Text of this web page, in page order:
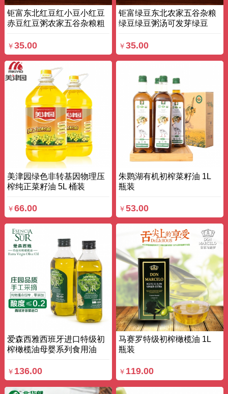
钜富东北红豆红小豆小红豆
赤豆红豆粥农家五谷杂粮粗
￥ 35.00
钜富绿豆东北农家五谷杂粮
绿豆绿豆粥汤可发芽绿豆
￥35.00
美津园绿色非转基因物理压
榨纯正菜籽油 5L 桶装
￥ 66.00
朱鹮湖有机初榨菜籽油 1L
瓶装
￥53.00
爱森西雅西班牙进口特级初
榨橄榄油母婴系列食用油
￥ 136.00
马赛罗特级初榨橄榄油 1L
瓶装
￥ 119.00